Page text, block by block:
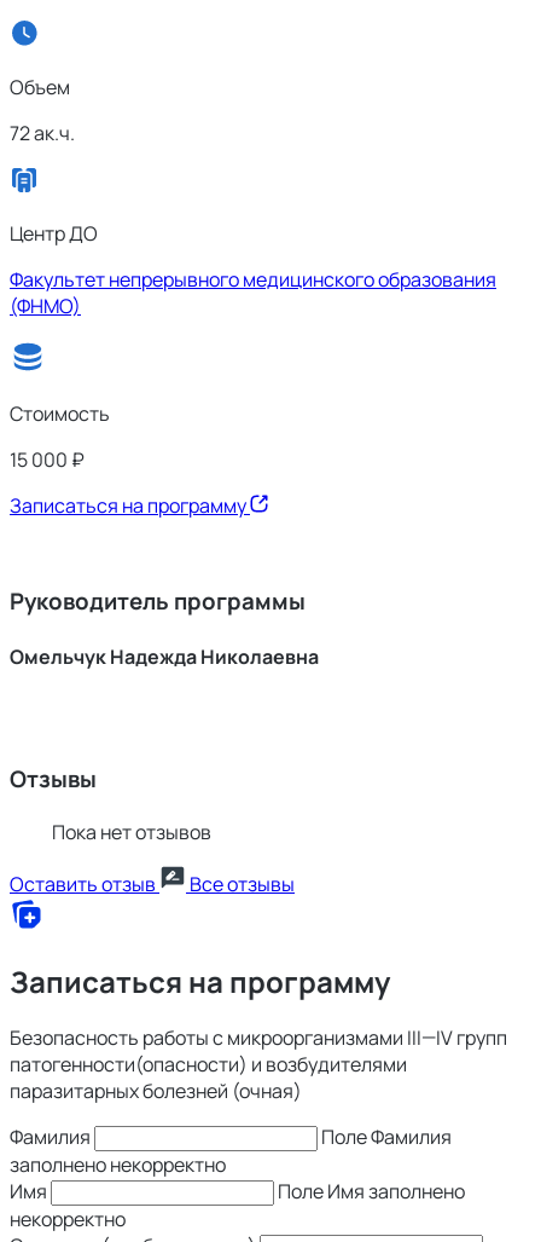
Объем
72 ак.ч.
Центр ДО
Факультет непрерывного медицинского образования
(ФНМО)
Стоимость
15 000 ₽
Записаться на программу
Руководитель программы
Омельчук Надежда Николаевна
Отзывы
Пока нет отзывов
Оставить отзыв
Все отзывы
Записаться на программу
Безопасность работы с микроорганизмами III—IV групп
патогенности(опасности) и возбудителями
паразитарных болезней (очная)
Фамилия
Поле Фамилия
заполнено некорректно
Имя
Поле Имя заполнено
некорректно